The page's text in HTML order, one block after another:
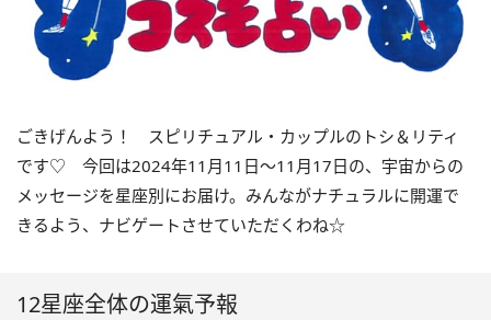
ごきげんよう！ スピリチュアル・カップルのトシ＆リティ
です♡ 今回は2024年11 月11 日〜11 月17日の、宇宙からの
メッセージを星座別にお届け。みんながナチュラルに開運で
きるよう、ナビゲートさせていただくわね☆
12星座全体の運氣予報